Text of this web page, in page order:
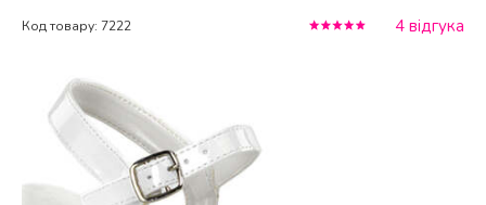
4 відгука
Код товару: 7222